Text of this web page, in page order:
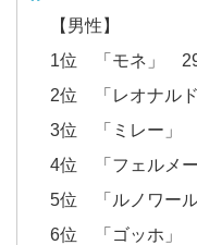
【男性】
1位 「モネ」
2位 「レオナル
3位 「ミレー」
4位 「フェルメ
5位 「ルノワー
6位 「ゴッホ」